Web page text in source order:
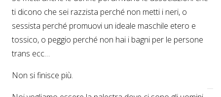
ti dicono che sei razzista perché non metti i neri, o
sessista perché promuovi un ideale maschile etero e
tossico, o peggio perché non hai i bagni per le persone
trans ecc…
Non si finisce più.